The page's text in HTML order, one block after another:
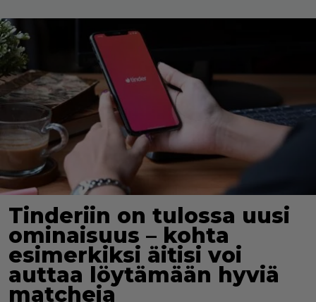
Tinderiin on tulossa uusi
ominaisuus – kohta
esimerkiksi äitisi voi
auttaa löytämään hyviä
matcheja